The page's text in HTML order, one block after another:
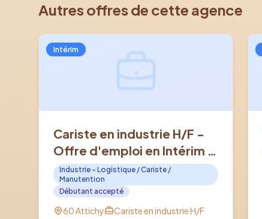
Autres offres de cette agence
Intérim
Cariste en industrie H/F -
Offre d'emploi en Intérim à
ATTICHY (60)
Industrie - Logistique / Cariste /
Manutention
Débutant accepté
60 Attichy Cariste en industrie H/F